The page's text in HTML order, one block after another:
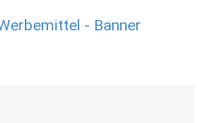
- Banner